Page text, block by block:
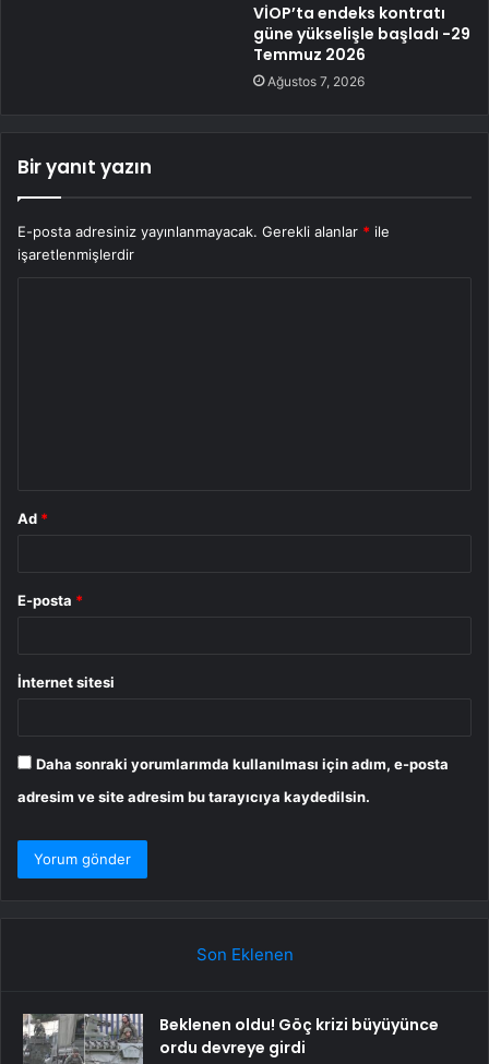
VİOP’ta endeks kontratı
güne yükselişle başladı -29
Temmuz 2026
Ağustos 7, 2026
Bir yanıt yazın
E-posta adresiniz yayınlanmayacak. Gerekli alanlar * ile
işaretlenmişlerdir
Ad *
E-posta *
İnternet sitesi
Daha sonraki yorumlarımda kullanılması için adım, e-posta
adresim ve site adresim bu tarayıcıya kaydedilsin.
Son Eklenen
Beklenen oldu! Göç krizi büyüyünce
ordu devreye girdi